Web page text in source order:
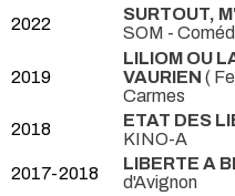
2022
SURTOUT,
SOM -
2019
LILIOM OU
VAURIEN (
Carmes
2018
ETAT DES
KINO-A
2017-2018
LIBERTE A
d'Avignon